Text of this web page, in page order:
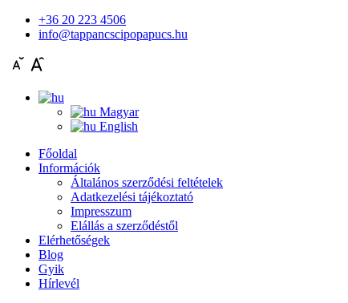
+36 20 223 4506
info@tappancscipopapucs.hu
Magyar
English
Főoldal
Információk
Általános szerződési feltételek
Adatkezelési tájékoztató
Impresszum
Elállás a szerződéstől
Elérhetőségek
Blog
Gyik
Hírlevél